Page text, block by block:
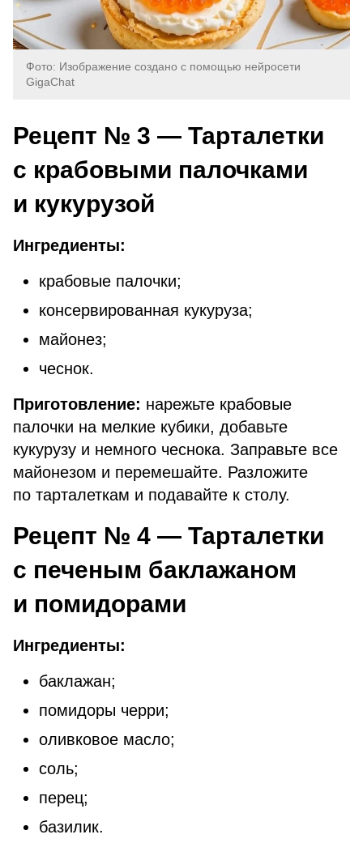
Фото: Изображение создано с помощью нейросети
GigaChat
Рецепт № 3 — Тарталетки
с крабовыми палочками
и кукурузой
Ингредиенты:
крабовые палочки;
консервированная кукуруза;
майонез;
чеснок.
Приготовление: нарежьте крабовые
палочки на мелкие кубики, добавьте
кукурузу и немного чеснока. Заправьте все
майонезом и перемешайте. Разложите
по тарталеткам и подавайте к столу.
Рецепт № 4 — Тарталетки
с печеным баклажаном
и помидорами
Ингредиенты:
баклажан;
помидоры черри;
оливковое масло;
соль;
перец;
базилик.